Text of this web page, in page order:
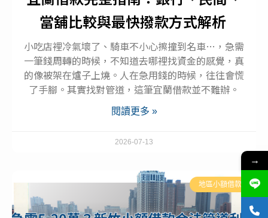
當舖比較與最快撥款方式解析
小吃店裡冷氣壞了、騎車不小心擦撞到名車…，急需
一筆錢周轉的時候，不知道去哪裡找資金的感覺，真
的像被架在爐子上燒。人在急用錢的時候，往往會慌
了手腳。其實找對管道，這筆宜蘭借款並不難辦。
閱讀更多 »
2026-07-13
地區小額借款
→